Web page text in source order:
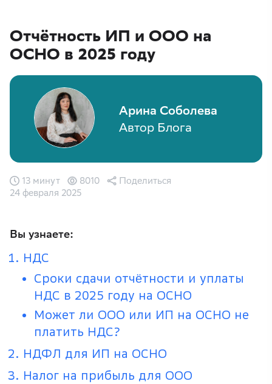
Отчётность ИП и ООО на
ОСНО в 2025 году
Арина Соболева
Автор Блога
24 февраля 2025
13 минут 8010 Поделиться
Вы узнаете:
НДС
Сроки сдачи отчётности и уплаты
НДС в 2025 году на ОСНО
Может ли ООО или ИП на ОСНО не
платить НДС?
НДФЛ для ИП на ОСНО
Налог на прибыль для ООО